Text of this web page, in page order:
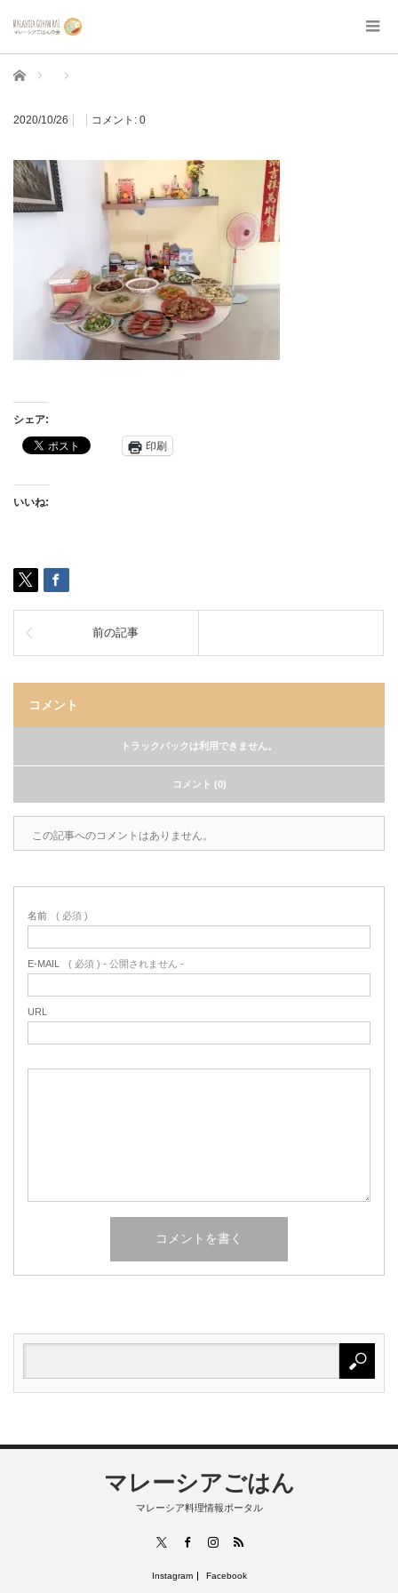
ホーム
2020/10/26 コメント: 0
シェア:
印刷
いいね:
前の記事
コメント
トラックバックは利用できません。
コメント (0)
この記事へのコメントはありません。
名前 ( 必須 )
E-MAIL ( 必須 ) - 公開されません -
URL
マレーシアごはん
マレーシア料理情報ポータル
FacebookInstagram
RSS
Instagram Facebook